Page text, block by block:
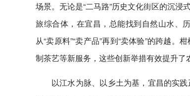
场景。无论是“二马路”历史文化街区的沉
旅综合体，在宜昌，总能找到自然山水、
从“卖原料”“卖产品”再到“卖体验”的跨越
制茶艺等新服务，这些创新举措有效提升了
以江水为脉、以乡土为基，宜昌的实